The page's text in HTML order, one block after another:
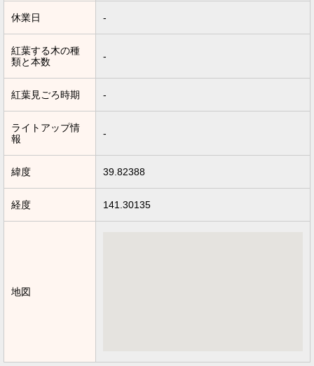
休業日 -
紅葉する木の種
類と本数
-
紅葉見ごろ時期 -
ライトアップ情
報
-
緯度 39.82388
経度 141.30135
地図